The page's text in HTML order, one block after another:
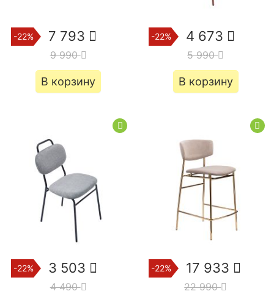
-22% 7 793
9 990
В корзину
-22% 4 673
5 990
В корзину
-22% 3 503
4 490
-22% 17 933
22 990